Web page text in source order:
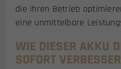
die ihren Betrieb
eine unmittelbare
WIE DIESER AKKU
SOFORT